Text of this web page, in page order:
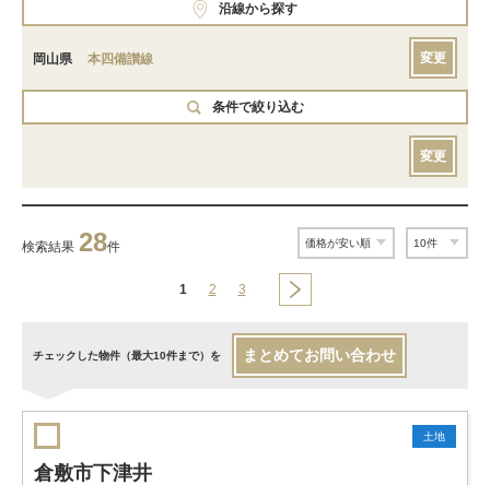
沿線から探す
岡山県 本四備讃線 変更
条件で絞り込む
変更
検索結果 28件
1 2 3
チェックした物件（最大10件まで）を まとめてお問い合わせ
土地
倉敷市下津井